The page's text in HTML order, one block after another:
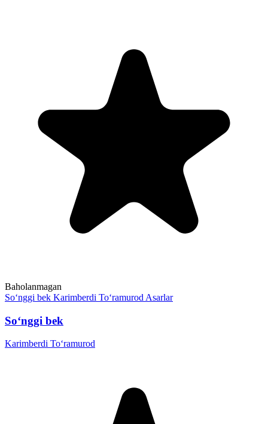
Baholanmagan
So‘nggi bek Karimberdi To‘ramurod Asarlar
So‘nggi bek
Karimberdi To‘ramurod